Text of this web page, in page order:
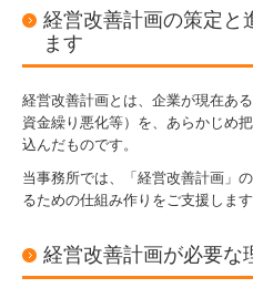
プライバシーポリシー
経営者の四季
経営改善計画の策定と
ます
経営改善計画とは、企業が現在あ
資金繰り悪化等）を、あらかじめ
込んだものです。
当事務所では、「経営改善計画」
るための仕組み作りをご支援します
経営改善計画が必要な